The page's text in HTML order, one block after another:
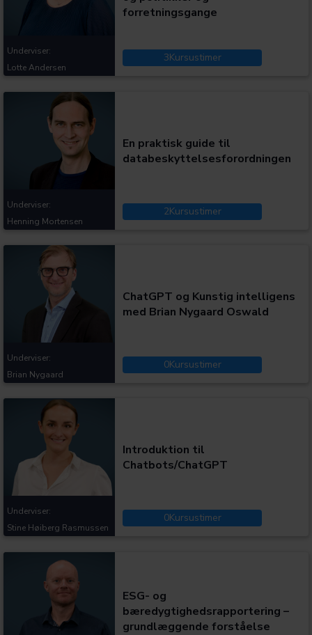
forretningsgange
3Kursustimer
Underviser:
Lotte Andersen
En praktisk guide til
databeskyttelsesforordningen
2Kursustimer
Underviser:
Henning Mortensen
ChatGPT og Kunstig intelligens
med Brian Nygaard Oswald
0Kursustimer
Underviser:
Brian Nygaard
Introduktion til
Chatbots/ChatGPT
0Kursustimer
Underviser:
Stine Høiberg Rasmussen
ESG- og
bæredygtighedsrapportering –
grundlæggende forståelse